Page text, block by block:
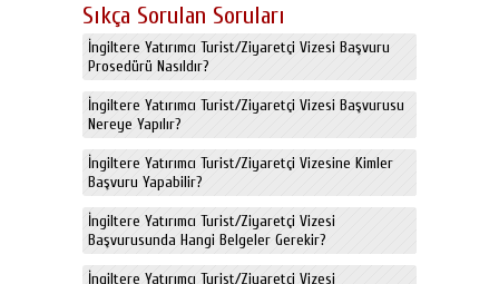
Sıkça Sorulan Soruları
İngiltere Yatırımcı Turist/Ziyaretçi Vizesi Başvuru
Prosedürü Nasıldır?
İngiltere Yatırımcı Turist/Ziyaretçi Vizesi Başvurusu
Nereye Yapılır?
İngiltere Yatırımcı Turist/Ziyaretçi Vizesine Kimler
Başvuru Yapabilir?
İngiltere Yatırımcı Turist/Ziyaretçi Vizesi
Başvurusunda Hangi Belgeler Gerekir?
İngiltere Yatırımcı Turist/Ziyaretçi Vizesi